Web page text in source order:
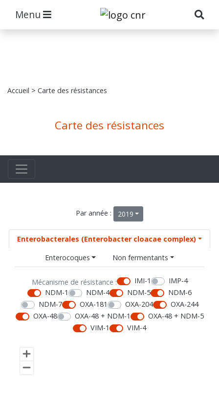
Menu
Accueil > Carte des résistances
Carte des résistances
Par année : 2019
Enterobacterales (Enterobacter cloacae complex)
Enterocoques
Non fermentants
Mécanisme de résistance : IMI-1
IMP-4
NDM-1
NDM-4 NDM-5
NDM-6
NDM-7
OXA-181 OXA-204
OXA-244
OXA-48
OXA-48 + NDM-1
OXA-48 + NDM-5
VIM-1
VIM-4